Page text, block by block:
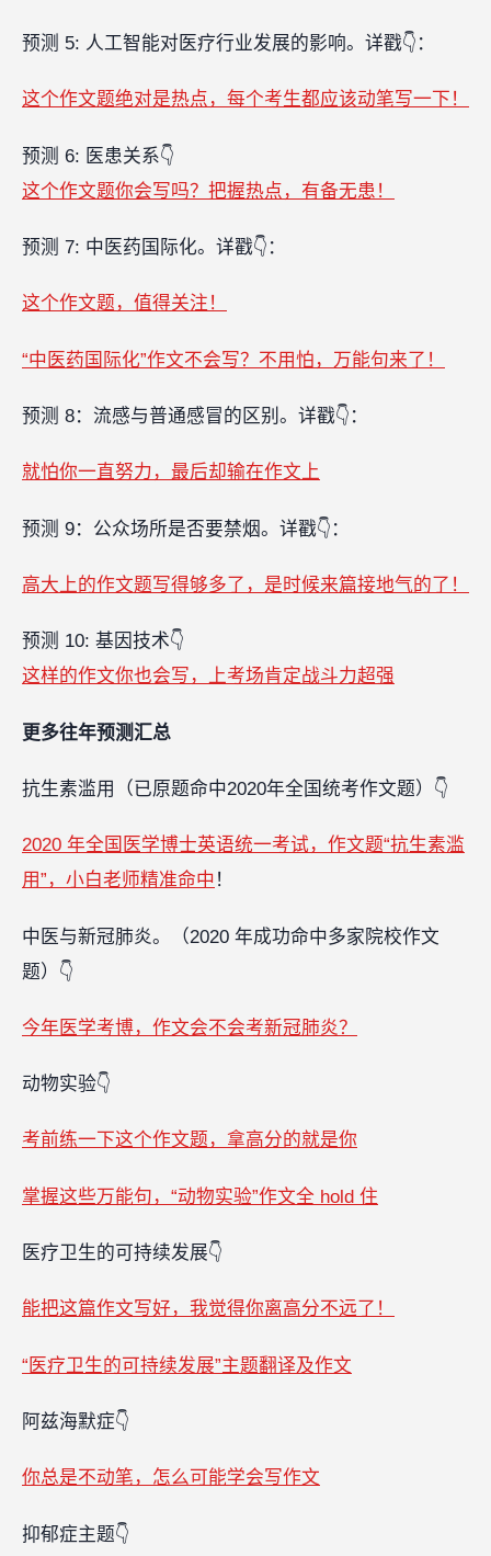
预测 5: 人工智能对医疗行业发展的影响。详戳👇：
这个作文题绝对是热点，每个考生都应该动笔写一下！
预测 6: 医患关系👇
这个作文题你会写吗？把握热点，有备无患！
预测 7: 中医药国际化。详戳👇：
这个作文题，值得关注！
“中医药国际化”作文不会写？不用怕，万能句来了！
预测 8：流感与普通感冒的区别。详戳👇：
就怕你一直努力，最后却输在作文上
预测 9：公众场所是否要禁烟。详戳👇：
高大上的作文题写得够多了，是时候来篇接地气的了！
预测 10: 基因技术👇
这样的作文你也会写，上考场肯定战斗力超强
更多往年预测汇总
抗生素滥用（已原题命中2020年全国统考作文题）👇
2020 年全国医学博士英语统一考试，作文题“抗生素滥
用”，小白老师精准命中 ！
中医与新冠肺炎。（2020 年成功命中多家院校作文
题）👇
今年医学考博，作文会不会考新冠肺炎？
动物实验👇
考前练一下这个作文题，拿高分的就是你
掌握这些万能句，“动物实验”作文全 hold 住
医疗卫生的可持续发展👇
能把这篇作文写好，我觉得你离高分不远了！
“医疗卫生的可持续发展”主题翻译及作文
阿兹海默症👇
你总是不动笔，怎么可能学会写作文
抑郁症主题👇